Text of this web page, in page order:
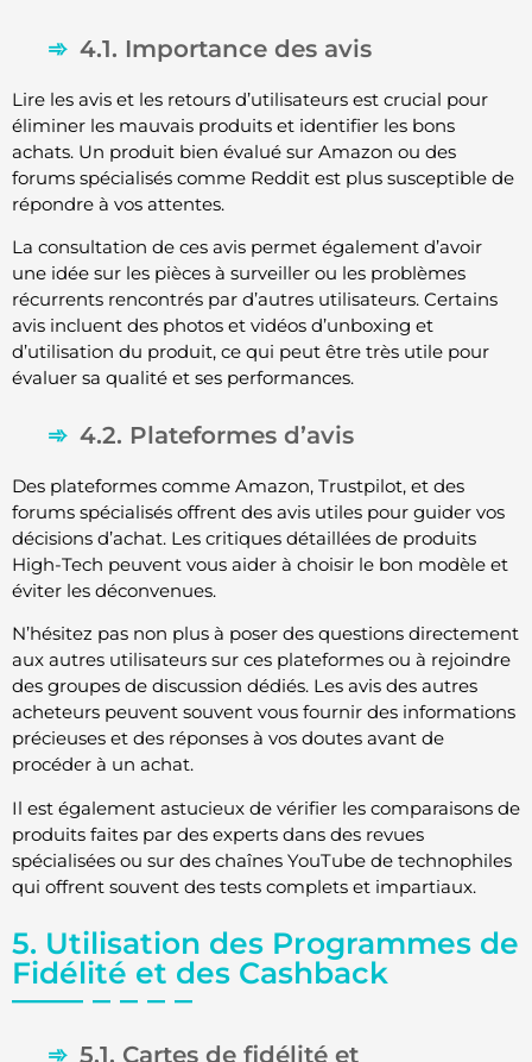
4.1. Importance des avis
Lire les avis et les retours d’utilisateurs est crucial pour
éliminer les mauvais produits et identifier les bons
achats. Un produit bien évalué sur Amazon ou des
forums spécialisés comme Reddit est plus susceptible de
répondre à vos attentes.
La consultation de ces avis permet également d’avoir
une idée sur les pièces à surveiller ou les problèmes
récurrents rencontrés par d’autres utilisateurs. Certains
avis incluent des photos et vidéos d’unboxing et
d’utilisation du produit, ce qui peut être très utile pour
évaluer sa qualité et ses performances.
4.2. Plateformes d’avis
Des plateformes comme Amazon, Trustpilot, et des
forums spécialisés offrent des avis utiles pour guider vos
décisions d’achat. Les critiques détaillées de produits
High-Tech peuvent vous aider à choisir le bon modèle et
éviter les déconvenues.
N’hésitez pas non plus à poser des questions directement
aux autres utilisateurs sur ces plateformes ou à rejoindre
des groupes de discussion dédiés. Les avis des autres
acheteurs peuvent souvent vous fournir des informations
précieuses et des réponses à vos doutes avant de
procéder à un achat.
Il est également astucieux de vérifier les comparaisons de
produits faites par des experts dans des revues
spécialisées ou sur des chaînes YouTube de technophiles
qui offrent souvent des tests complets et impartiaux.
5. Utilisation des Programmes de
Fidélité et des Cashback
5.1. Cartes de fidélité et